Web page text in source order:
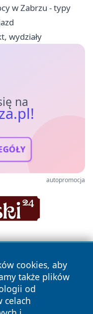
w Zabrzu - typy
wydziały
na
autopromocja
cookies, aby
także plików
od
celachprawa